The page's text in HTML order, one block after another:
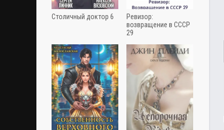
Столичный доктор 6
Ревизор:
возвращение в СССР
29